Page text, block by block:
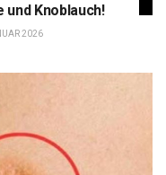
Knoblauch!
2026